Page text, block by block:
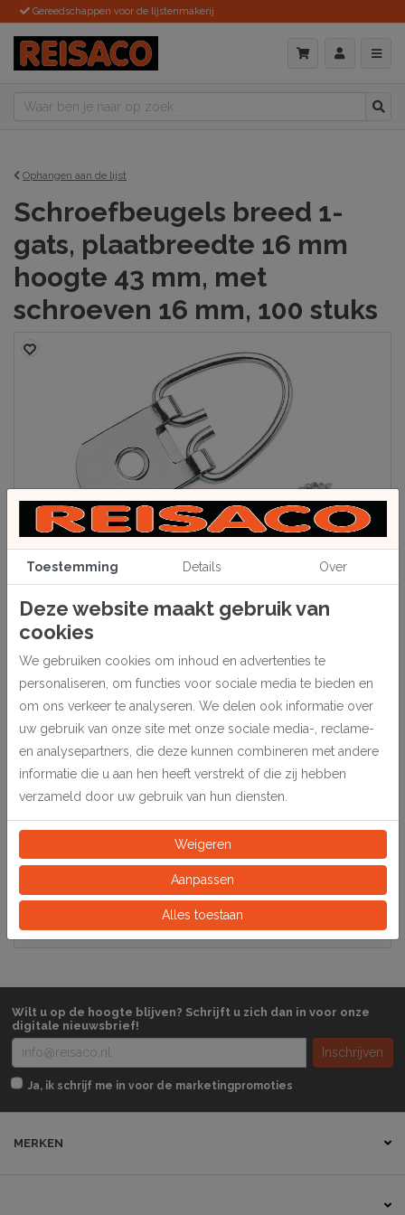
Gereedschappen voor de lijstenmakerij
Ophangen aan de lijst
Schroefbeugels breed 1-
gats, plaatbreedte 16 mm
hoogte 43 mm, met
schroeven 16 mm, 100 stuks
Beschrijving
Voor het ophangen van extra zware objecten. Plaatbreedte 16 mm.
Worden geleverd inclusief de benodigde kruiskopschroeven,
schroeflengte 16 mm.
Specificaties
Artikelnummer 148010
Wilt u op de hoogte blijven? Schrijft u zich dan in voor onze
digitale nieuwsbrief!
Inschrijven
Ja, ik schrijf me in voor de marketingpromoties
MERKEN
Toestemming Details Over
Deze website maakt gebruik van
cookies
We gebruiken cookies om inhoud en advertenties te
personaliseren, om functies voor sociale media te bieden en
om ons verkeer te analyseren. We delen ook informatie over
uw gebruik van onze site met onze sociale media-, reclame-
en analysepartners, die deze kunnen combineren met andere
informatie die u aan hen heeft verstrekt of die zij hebben
verzameld door uw gebruik van hun diensten.
Weigeren
Aanpassen
Alles toestaan